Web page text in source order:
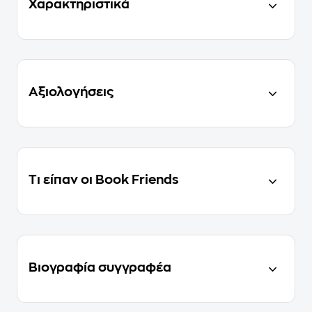
Χαρακτηριστικά
Αξιολογήσεις
Τι είπαν οι Book Friends
Βιογραφία συγγραφέα